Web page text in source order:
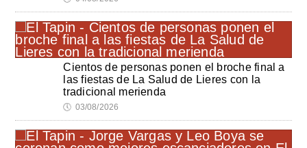
Cientos de personas ponen el broche final a
las fiestas de La Salud de Lieres con la
tradicional merienda
🕔 03/08/2026